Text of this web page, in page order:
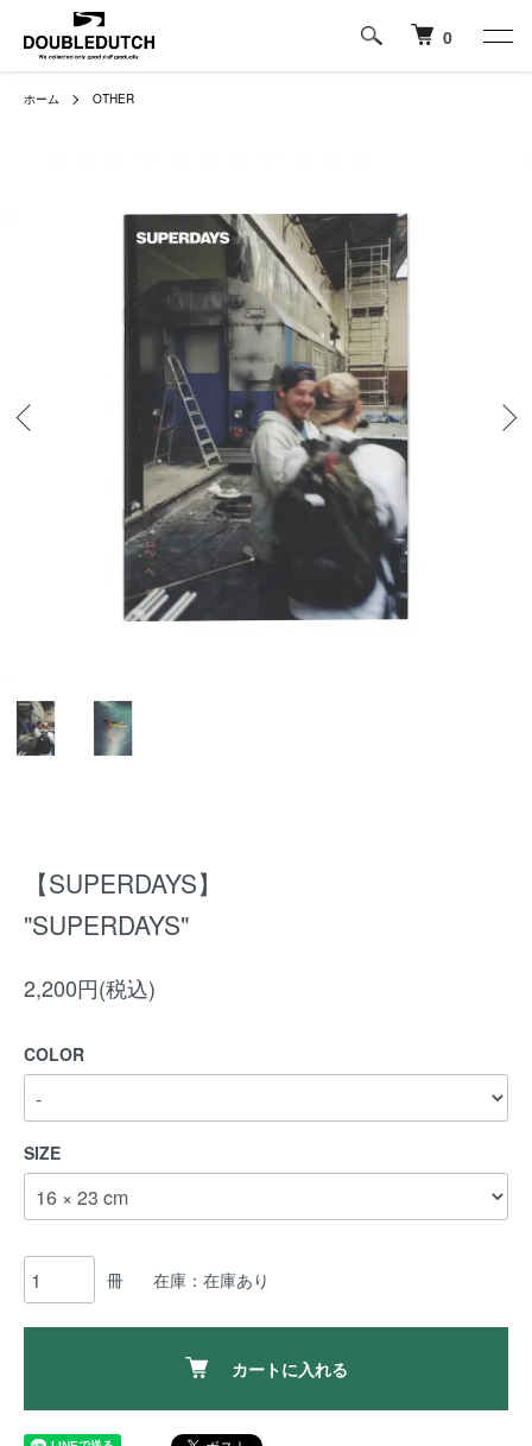
0
ホーム OTHER
【SUPERDAYS】
"SUPERDAYS"
2,200円(税込)
COLOR
SIZE
冊 在庫：在庫あり
カートに入れる